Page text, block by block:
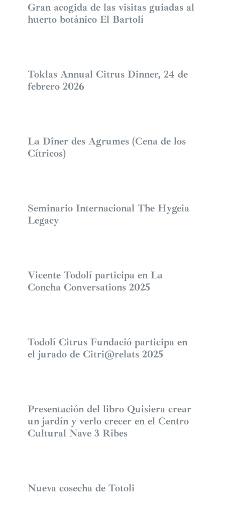
Gran acogida de las visitas guiadas al
huerto botánico El Bartolí
Toklas Annual Citrus Dinner, 24 de
febrero 2026
La Dîner des Agrumes (Cena de los
Cítricos)
Seminario Internacional The Hygeia
Legacy
Vicente Todolí participa en La
Concha Conversations 2025
Todolí Citrus Fundació participa en
el jurado de Citri@relats 2025
Presentación del libro Quisiera crear
un jardín y verlo crecer en el Centro
Cultural Nave 3 Ribes
Nueva cosecha de Totoli